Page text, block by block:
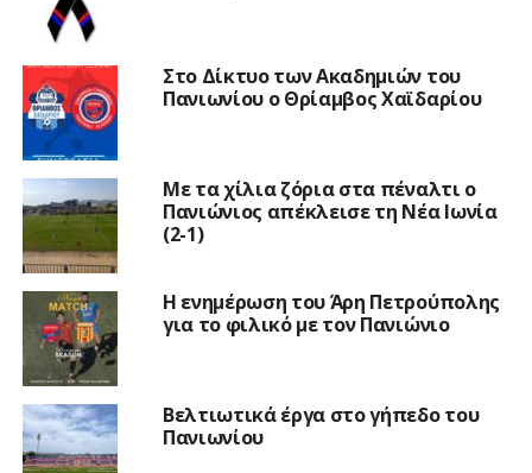
Στο Δίκτυο των Ακαδημιών του
Πανιωνίου ο Θρίαμβος Χαϊδαρίου
Με τα χίλια ζόρια στα πέναλτι ο
Πανιώνιος απέκλεισε τη Νέα Ιωνία
(2-1)
Η ενημέρωση του Άρη Πετρούπολης
για το φιλικό με τον Πανιώνιο
Βελτιωτικά έργα στο γήπεδο του
Πανιωνίου